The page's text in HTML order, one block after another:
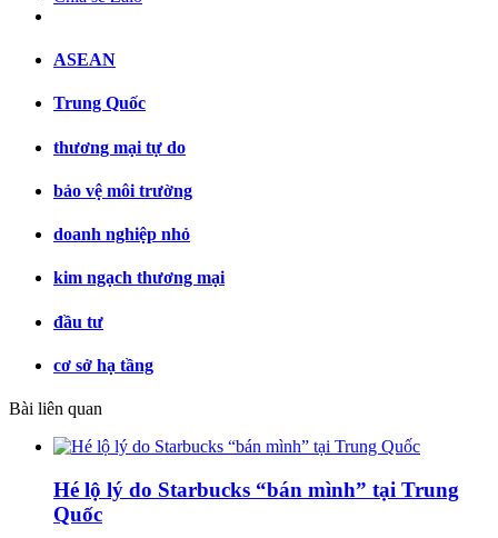
ASEAN
Trung Quốc
thương mại tự do
bảo vệ môi trường
doanh nghiệp nhỏ
kim ngạch thương mại
đầu tư
cơ sở hạ tầng
Bài liên quan
Hé lộ lý do Starbucks “bán mình” tại Trung
Quốc